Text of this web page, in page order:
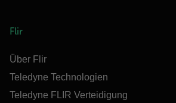
Flir
Über Flir
Teledyne Technologien
Teledyne FLIR Verteidigung